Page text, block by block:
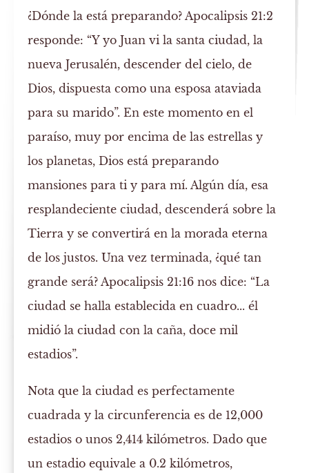
¿Dónde la está preparando? Apocalipsis 21:2
responde: “Y yo Juan vi la santa ciudad, la
nueva Jerusalén, descender del cielo, de
Dios, dispuesta como una esposa ataviada
para su marido”. En este momento en el
paraíso, muy por encima de las estrellas y
los planetas, Dios está preparando
mansiones para ti y para mí. Algún día, esa
resplandeciente ciudad, descenderá sobre la
Tierra y se convertirá en la morada eterna
de los justos. Una vez terminada, ¿qué tan
grande será? Apocalipsis 21:16 nos dice: “La
ciudad se halla establecida en cuadro... él
midió la ciudad con la caña, doce mil
estadios”.
Nota que la ciudad es perfectamente
cuadrada y la circunferencia es de 12,000
estadios o unos 2,414 kilómetros. Dado que
un estadio equivale a 0.2 kilómetros,